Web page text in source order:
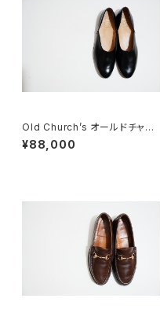
Old Church’s オールドチャー
チ ドクターシューズ 9.5F
¥88,000